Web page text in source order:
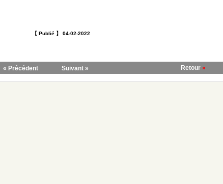
【 Publié 】 04-02-2022
« Précédent Suivant » Retour »